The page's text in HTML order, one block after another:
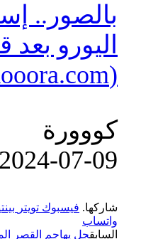
بالصور..
اليورو
(kooora.com)
كووورة
‎2024-‎07-‎09
شاركها. فيسبوك تويتر
واتساب
السابقجل يهاجم القصر